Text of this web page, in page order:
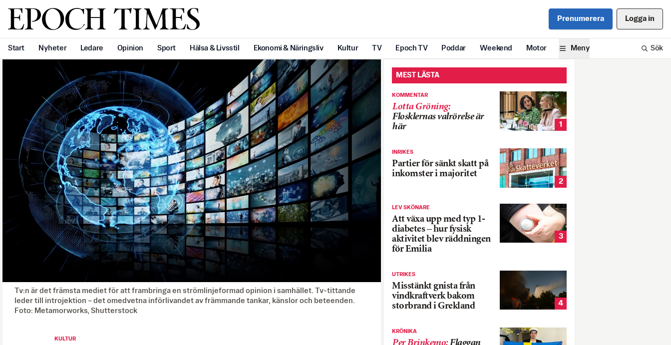
Svenska Epoch Times Prenumerera Logga in
Start Nyheter Ledare Opinion Sport Hälsa & Livsstil Ekonomi & Näringsliv Kultur TV Epoch TV Poddar Weekend Motor Meny Sök
Tv:n är det främsta mediet för att frambringa en strömlinjeformad opinion i samhället. Tv-tittande
leder till introjektion – det omedvetna införlivandet av främmande tankar, känslor och beteenden.
Foto: Metamorworks, Shutterstock
KULTUR
MEST LÄSTA
KOMMENTAR
Lotta Gröning:
Flosklernas valrörelse är
här
1
INRIKES
Partier för sänkt skatt på
inkomster i majoritet
2
LEV SKÖNARE
Att växa upp med typ 1-
diabetes – hur fysisk
aktivitet blev räddningen
för Emilia
3
UTRIKES
Misstänkt gnista från
vindkraftverk bakom
storbrand i Grekland
4
KRÖNIKA
Per Brinkemo:Flaggan